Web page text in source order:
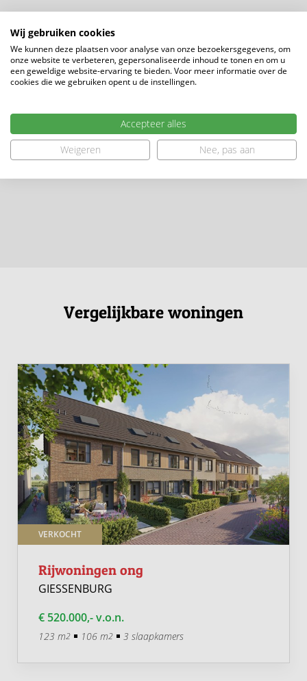
Vergelijkbare woningen
VERKOCHT
Rijwoningen ong
GIESSENBURG
€ 520.000,- v.o.n.
123 m2 106 m2 3 slaapkamers
Wij gebruiken cookies
We kunnen deze plaatsen voor analyse van onze bezoekersgegevens, om
onze website te verbeteren, gepersonaliseerde inhoud te tonen en om u
een geweldige website-ervaring te bieden. Voor meer informatie over de
cookies die we gebruiken opent u de instellingen.
Accepteer alles
Weigeren
Nee, pas aan